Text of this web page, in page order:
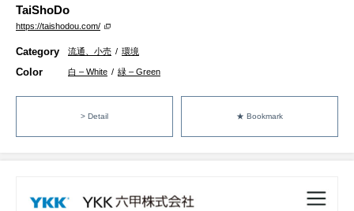
TaiShoDo
https://taishodou.com/
Category 流通、小売 / 環境
Color 白 – White / 緑 – Green
> Detail ★ Bookmark